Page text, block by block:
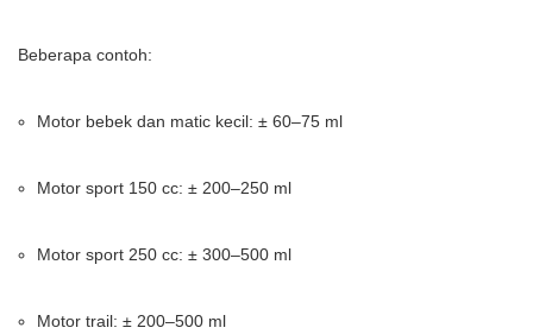
Beberapa contoh:
Motor bebek dan matic kecil: ± 60–75 ml
Motor sport 150 cc: ± 200–250 ml
Motor sport 250 cc: ± 300–500 ml
Motor trail: ± 200–500 ml